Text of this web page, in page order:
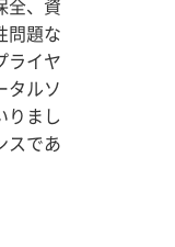
全、資
問題な
ライヤ
タルソ
りまし
スであ